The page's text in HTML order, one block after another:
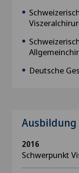
Deutsche
Ausbildung
2016
Schwerpunkt